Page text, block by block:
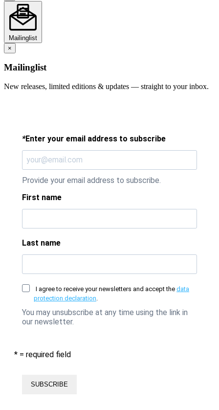
Mailinglist
×
Mailinglist
New releases, limited editions & updates — straight to your inbox.
Enter your email address to subscribe
*
Provide your email address to subscribe.
First name
Last name
I agree to receive your newsletters and accept the data
protection declaration
You may unsubscribe at any time using the link in
our newsletter.
* = required field
SUBSCRIBE